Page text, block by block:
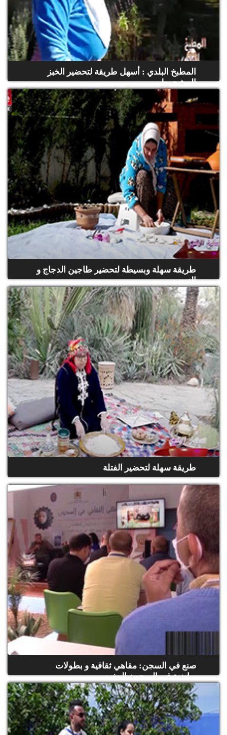
المطبخ البلدي : أسهل طريقة لتحضير الخبز
المشحوط
(حلقة كاملة)
طريقة سهلة وبسيطة لتحضير طاجين الدجاج و
الزبيب
(حلقة كاملة)
طريقة سهلة لتحضير الفتلة
(حلقة كاملة)
صنع في السجن: مقاهي ثقافية و بطولات
رياضية في السجون المغربي...
(حلقة كاملة)